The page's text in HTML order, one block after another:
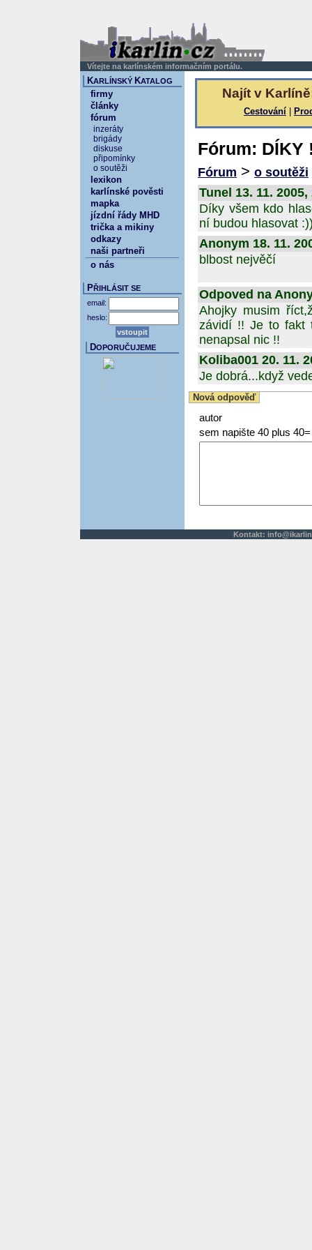
Vítejte na karlínském informačním portálu.
Najít v
Cestování
Fórum: DÍKY
Fórum > o soutěži
Tunel 13. 11. 2005,
Díky všem kdo
ní budou hlasovat
Anonym 18. 11.
blbost nejvěčí
Odpoved na
Ahojky musim
závidí !! Je to fakt
nenapsal nic !!
Koliba001 20. 11.
Je dobrá...když
Nová odpověď
autor
sem napište 40 plus 40=
KARLÍNSKÝ KATALOG
firmy
články
fórum
inzeráty
brigády
diskuse
připomínky
o soutěži
lexikon
karlínské pověsti
mapka
jízdní řády MHD
trička a mikiny
odkazy
naši partneři
o nás
PŘIHLÁSIT SE
email:
heslo:
DOPORUČUJEME
Kontakt: